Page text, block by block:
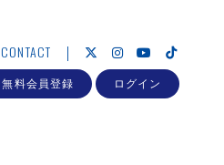
CONTACT
無料会員登録 ログイン